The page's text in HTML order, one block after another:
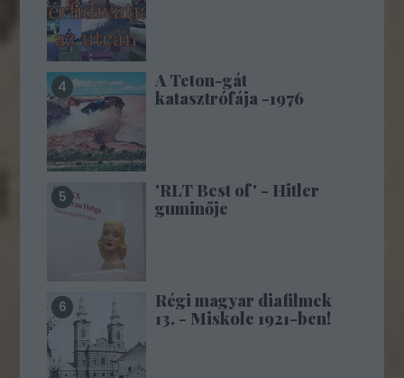
A Teton-gát
katasztrófája -1976
'RLT Best of' - Hitler
guminője
Régi magyar diafilmek
13. - Miskolc 1921-ben!